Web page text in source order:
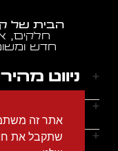
הבית של
חלקים,
חדש
ניווט מהיר
דף הבית
אודותינו
הצהרת נגישות
ראשון - חמישי: 9:00-18:00
יצירת
שתקבל את